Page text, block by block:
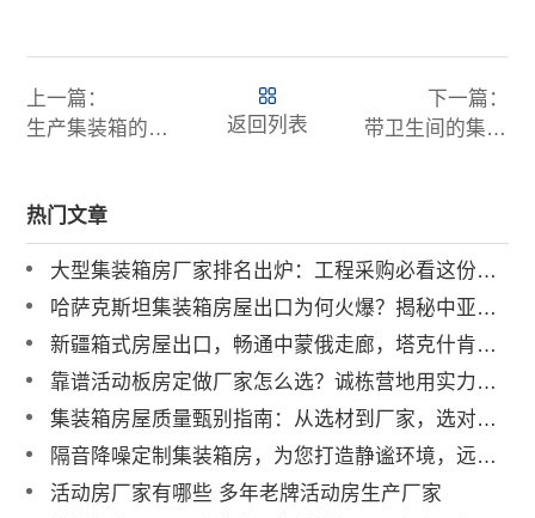
上一篇：
生产集装箱的大型厂家哪家好
返回列表
下一篇：
带卫生间的集装箱房多少钱一个
热门文章
大型集装箱房厂家排名出炉：工程采购必看这份避坑榜单
哈萨克斯坦集装箱房屋出口为何火爆？揭秘中亚市场需求持续攀升的真相
新疆箱式房屋出口，畅通中蒙俄走廊，塔克什肯口岸直发
靠谱活动板房定做厂家怎么选？诚栋营地用实力筑牢品质标杆
集装箱房屋质量甄别指南：从选材到厂家，选对才安心
隔音降噪定制集装箱房，为您打造静谧环境，远离外界喧闹
活动房厂家有哪些 多年老牌活动房生产厂家